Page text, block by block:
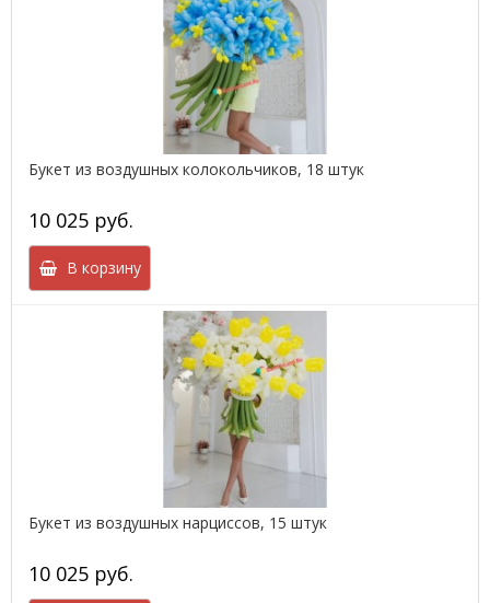
Букет из воздушных колокольчиков, 18 штук
10 025 руб.
В корзину
Букет из воздушных нарциссов, 15 штук
10 025 руб.